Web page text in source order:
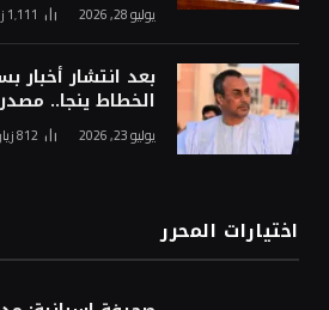
يوليو 28, 2026 1٬111
بعد انتشار أخبار
الخطاط ينجا..
يوليو 23, 2026 812
اختيارات المحرر